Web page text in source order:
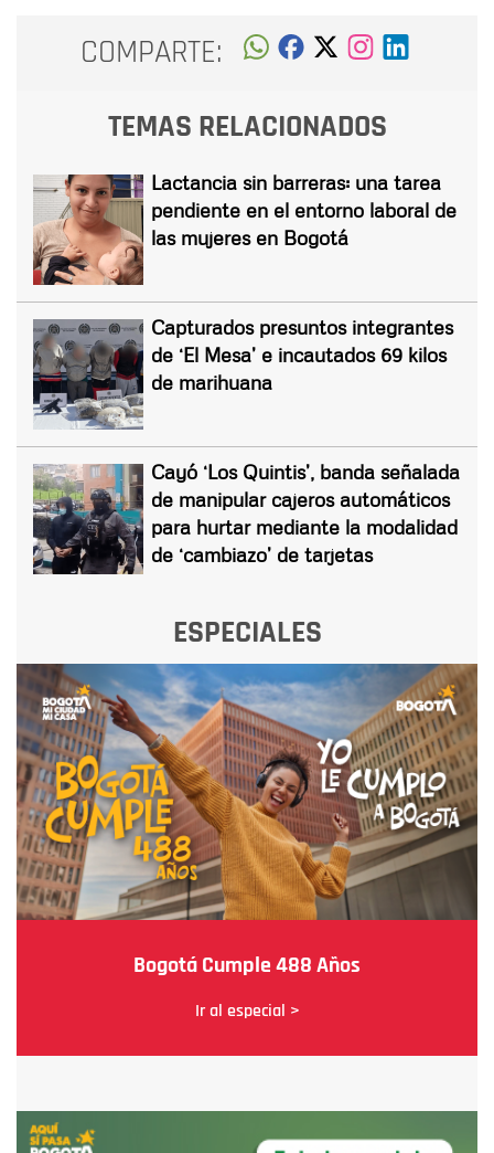
COMPARTE:
TEMAS RELACIONADOS
Lactancia sin barreras: una tarea
pendiente en el entorno laboral de
las mujeres en Bogotá
Capturados presuntos integrantes
de ‘El Mesa’ e incautados 69 kilos
de marihuana
Cayó ‘Los Quintis’, banda señalada
de manipular cajeros automáticos
para hurtar mediante la modalidad
de ‘cambiazo’ de tarjetas
ESPECIALES
Bogotá Cumple 488 Años
Ir al especial >